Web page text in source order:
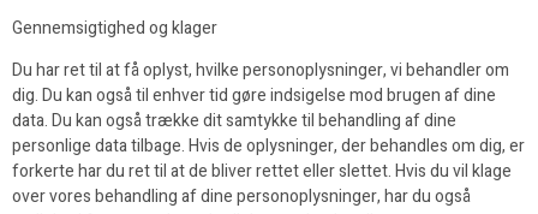
Gennemsigtighed og klager
Du har ret til at få oplyst, hvilke personoplysninger, vi behandler om
dig. Du kan også til enhver tid gøre indsigelse mod brugen af dine
data. Du kan også trække dit samtykke til behandling af dine
personlige data tilbage. Hvis de oplysninger, der behandles om dig, er
forkerte har du ret til at de bliver rettet eller slettet. Hvis du vil klage
over vores behandling af dine personoplysninger, har du også